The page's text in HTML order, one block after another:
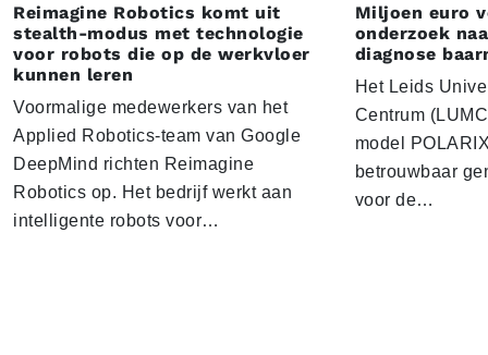
Reimagine Robotics komt uit
stealth-modus met technologie
voor robots die op de werkvloer
kunnen leren
Voormalige medewerkers van het
Applied Robotics-team van Google
DeepMind richten Reimagine
Robotics op. Het bedrijf werkt aan
intelligente robots voor…
Miljoen euro
onderzoek
diagnose
Het Leids
Centrum
model
betrouwbaar
voor de…